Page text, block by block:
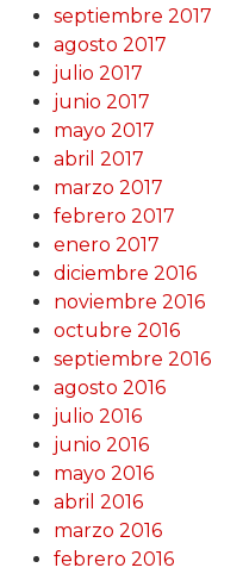
septiembre 2017
agosto 2017
julio 2017
junio 2017
mayo 2017
abril 2017
marzo 2017
febrero 2017
enero 2017
diciembre 2016
noviembre 2016
octubre 2016
septiembre 2016
agosto 2016
julio 2016
junio 2016
mayo 2016
abril 2016
marzo 2016
febrero 2016